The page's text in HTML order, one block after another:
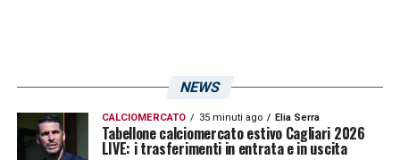
NEWS
CALCIOMERCATO 35 minuti ago Elia Serra
Tabellone calciomercato estivo Cagliari 2026
LIVE: i trasferimenti in entrata e in uscita